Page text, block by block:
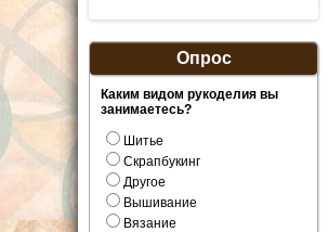
Опрос
Каким видом рукоделия вы
занимаетесь?
Шитье
Скрапбукинг
Другое
Вышивание
Вязание